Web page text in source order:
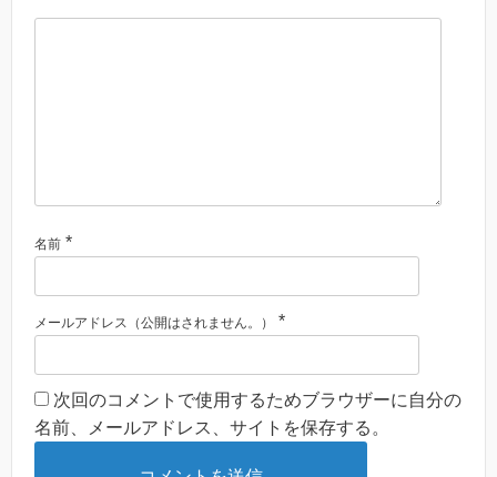
名前 *
メールアドレス（公開はされません。） *
次回のコメントで使用するためブラウザーに自分の
名前、メールアドレス、サイトを保存する。